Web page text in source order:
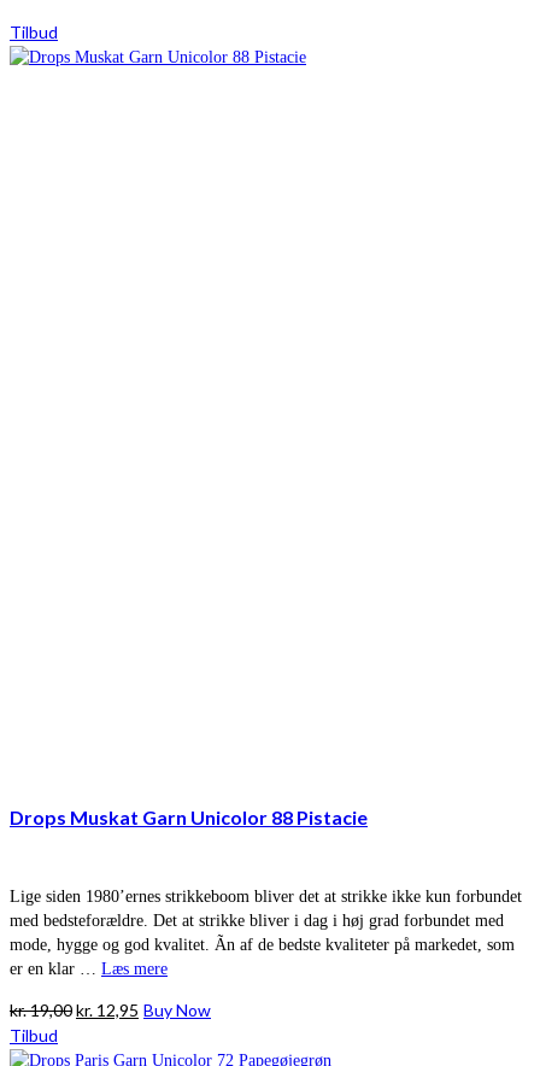
Tilbud
Drops Muskat Garn Unicolor 88 Pistacie
Lige siden 1980’ernes strikkeboom bliver det at strikke ikke kun forbundet
med bedsteforældre. Det at strikke bliver i dag i høj grad forbundet med
mode, hygge og god kvalitet. Ãn af de bedste kvaliteter på markedet, som
er en klar … Læs mere
kr.19,00Den
pris
kr. 12,95 Den
pris
Buy Now
Tilbud